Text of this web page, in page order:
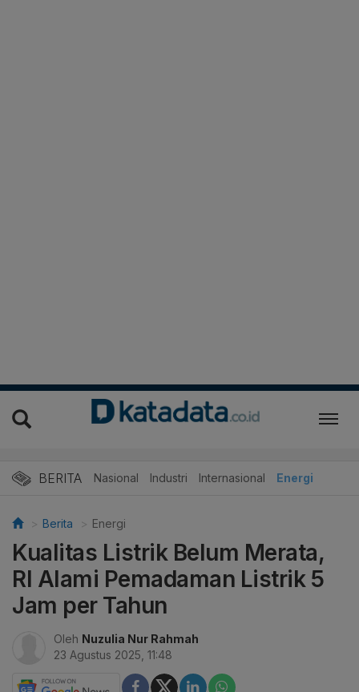
BERITA Nasional Industri Internasional Energi
Berita Energi
Kualitas Listrik Belum Merata,
RI Alami Pemadaman Listrik 5
Jam per Tahun
Oleh Nuzulia Nur Rahmah
23 Agustus 2025, 11:48